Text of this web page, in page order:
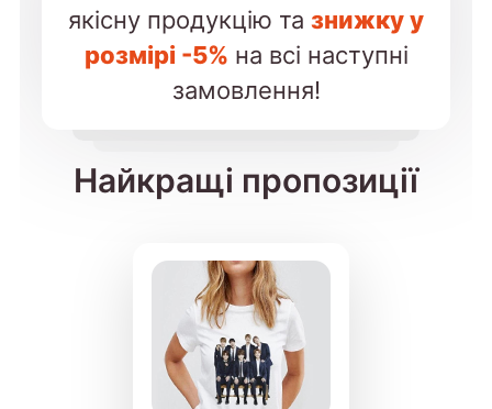
якісну продукцію та знижку у
розмірі -5% на всі наступні
замовлення!
Найкращі пропозиції